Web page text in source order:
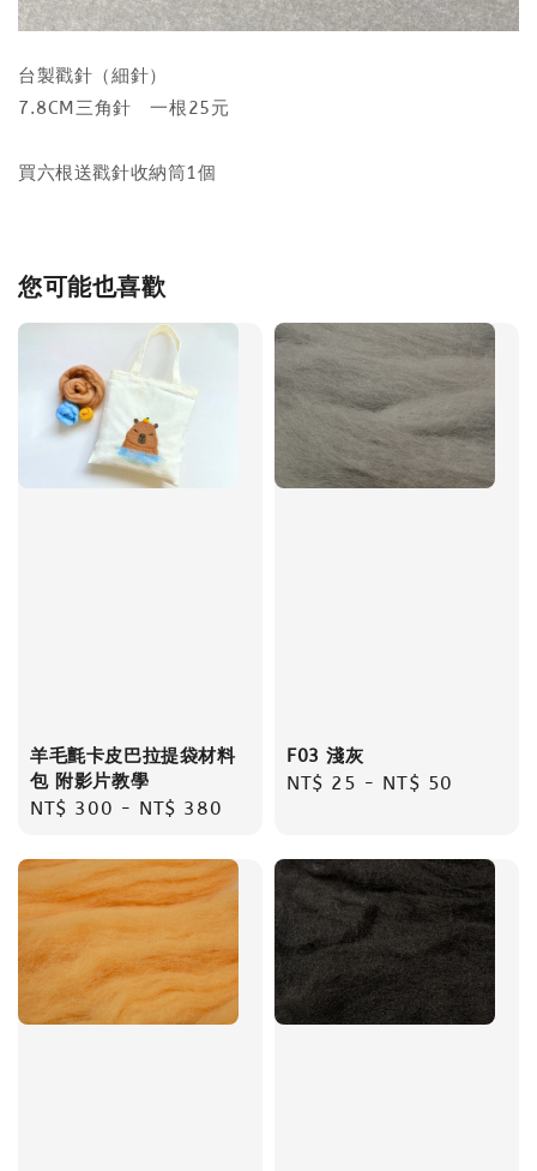
台製戳針（細針）
7.8CM三角針 一根25元
買六根送戳針收納筒1個
您可能也喜歡
羊毛氈卡皮巴拉提袋材料
包 附影片教學
Regular
NT$ 300 - NT$ 380
F03 淺灰
Regular
NT$ 25 - NT$ 50